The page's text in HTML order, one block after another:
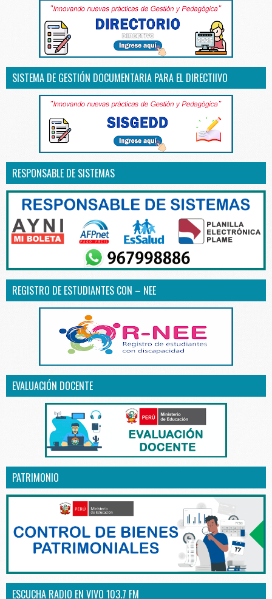
SISTEMA DE GESTIÓN DOCUMENTARIA PARA EL DIRECTIIVO
RESPONSABLE DE SISTEMAS
REGISTRO DE ESTUDIANTES CON – NEE
EVALUACIÓN DOCENTE
PATRIMONIO
ESCUCHA RADIO EN VIVO 103.7 FM